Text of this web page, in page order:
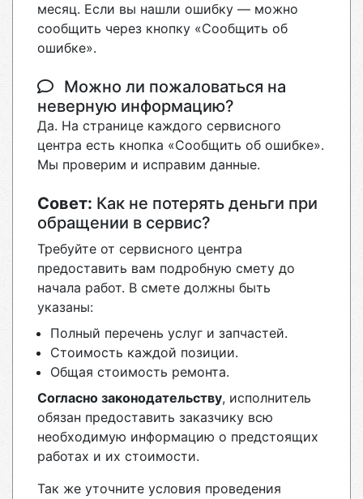
месяц. Если вы нашли ошибку — можно
сообщить через кнопку «Сообщить об
ошибке».
Можно ли пожаловаться на
неверную информацию?
Да. На странице каждого сервисного
центра есть кнопка «Сообщить об ошибке».
Мы проверим и исправим данные.
Совет: Как не потерять деньги при
обращении в сервис?
Требуйте от сервисного центра
предоставить вам подробную смету до
начала работ. В смете должны быть
указаны:
Полный перечень услуг и запчастей.
Стоимость каждой позиции.
Общая стоимость ремонта.
Согласно законодательству, исполнитель
обязан предоставить заказчику всю
необходимую информацию о предстоящих
работах и их стоимости.
Так же уточните условия проведения